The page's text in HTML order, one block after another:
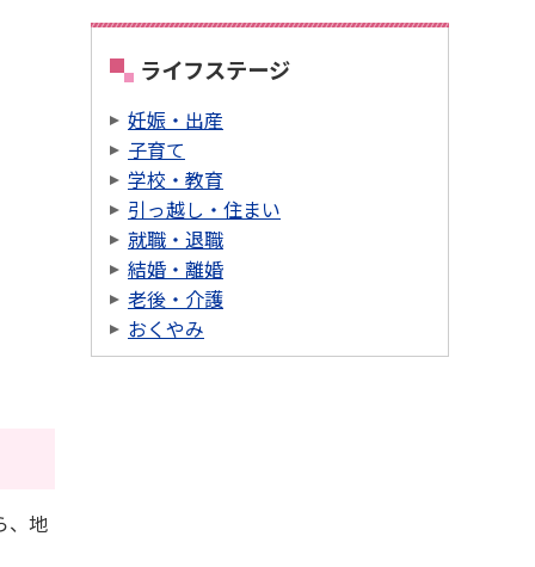
、地
ライフステージ
妊娠・出産
子育て
学校・教育
引っ越し・住まい
就職・退職
結婚・離婚
老後・介護
おくやみ